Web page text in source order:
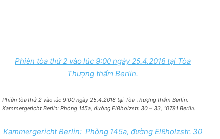
Phiên tòa thứ 2 vào lúc 9:00 ngày 25.4.2018 tại Tòa
Thượng thẩm Berlin.
Phiên tòa thứ 2 vào lúc 9:00 ngày 25.4.2018 tại Tòa Thượng thẩm Berlin.
Kammergericht Berlin: Phòng 145a, đường Elßholzstr. 30 – 33, 10781 Berlin.
Kammergericht Berlin: Phòng 145a, đường Elßholzstr. 30